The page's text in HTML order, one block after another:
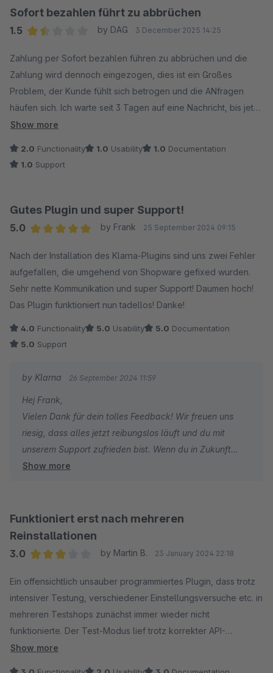
wenn das von Klarna selbst bereitgestellte Plugin bugs hat?
Am Ende haben wir aufgegeben und Klarna dem Shop
gemacht.
Sofort bezahlen führt zu abbrüchen
1.5
by DAG 3 December 2025 14:25
Zahlung per Sofort bezahlen führen zu abbrüchen und die
Zahlung wird dennoch eingezogen, dies ist ein Großes
Problem, der Kunde fühlt sich betrogen und die ANfragen
häufen sich. Ich warte seit 3 Tagen auf eine Nachricht, bis jetzt
leider immernoch nichts passiert. Bei einem derartigem
Support aus dem Portal hilft leider auch nicht. Ich bin sehr
Show more
2.0 Functionality 1.0 Usability 1.0 Documentation
1.0 Support
Gutes Plugin und super Support!
5.0
by Frank 25 September 2024 09:15
Nach der Installation des Klarna-Plugins sind uns zwei Fehler
aufgefallen, die umgehend von Shopware gefixed wurden.
Sehr nette Kommunikation und super Support! Daumen hoch!
Das Plugin funktioniert nun tadellos! Danke!
4.0 Functionality 5.0 Usability 5.0 Documentation
5.0 Support
by Klarna 26 September 2024 11:59
Hej Frank,
Vielen Dank für dein tolles Feedback! Wir freuen uns
riesig, dass alles jetzt reibungslos läuft und du mit
unserem Support zufrieden bist. Wenn du in Zukunft
noch Fragen hast oder etwas auftaucht, sind wir
Janina von Klarna
Show more
Funktioniert erst nach mehreren
Reinstallationen
3.0
by Martin B. 23 January 2024 22:18
Ein offensichtlich unsauber programmiertes Plugin, dass trotz
intensiver Testung, verschiedener Einstellungsversuche etc. in
mehreren Testshops zunächst immer wieder nicht
funktionierte. Der Test-Modus lief trotz korrekter API-
Informationen usw. überhaupt nicht, die Zahlweise wurde im
Show more